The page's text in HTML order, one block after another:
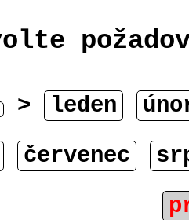
> leden
červenec